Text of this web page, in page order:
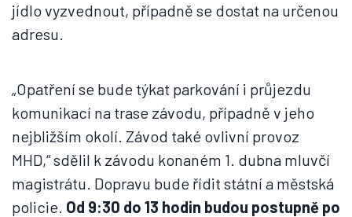
jídlo vyzvednout, případně se dostat na určenou
adresu.
„Opatření se bude týkat parkování i průjezdu
komunikací na trase závodu, případně v jeho
nejbližším okolí. Závod také ovlivní provoz
MHD,“ sdělil k závodu konaném 1. dubna mluvčí
magistrátu. Dopravu bude řídit státní a městská
policie. Od 9:30 do 13 hodin budou postupně po